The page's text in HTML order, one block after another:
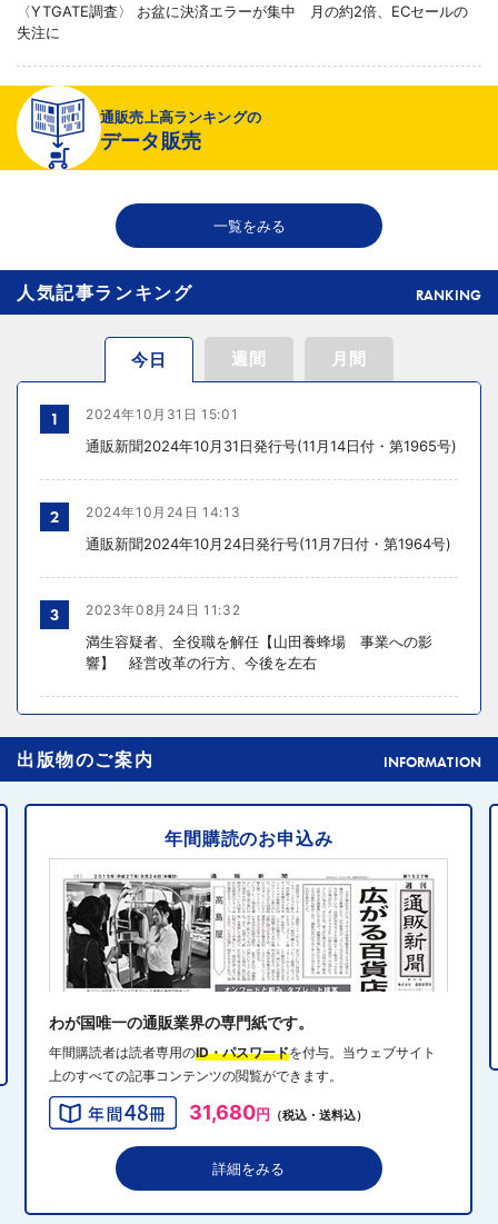
〈YTGATE調査〉 お盆に決済エラーが集中 月の約2倍、ECセールの
失注に
2026年08月06日 19:01
〈注目企業のEC戦略〉 イズミセが豊富な品揃えで差別化、酒類ECでモ
ール軸に50店展開
2026年08月06日 18:50
THE RICHが149の温浴施設で広告、都内29店舗で製品導入
通販売上高ランキングの
データ販売
一覧をみる
人気記事ランキング RANKING
今日 週間 月間
1 2024年10月31日 15:01
通販新聞2024年10月31日発行号(11月14日付・第1965号)
2 2024年10月24日 14:13
通販新聞2024年10月24日発行号(11月7日付・第1964号)
3 2023年08月24日 11:32
満生容疑者、全役職を解任【山田養蜂場 事業への影
響】 経営改革の行方、今後を左右
4
元ディノスの石川森生氏、ECのプロフェッショナルらの
共助型ネットワーク組織立ち上げ
2024年10月31日 14:10
消費者庁、美容液通販に特定商取引法違反で9カ月の業務
停止命令
2024年10月31日 14:32
り込み
2024年10月31日 13:40
QVCジャパンがゾゾと”コーデ対決”、”千葉愛”テーマにフ
8
出版物のご案内 INFORMATION
年間購読のお申込み
わが国唯一の通販業界の専門紙です。
年間購読者は読者専用のID・パスワードを付与。当ウェブサイト
上のすべての記事コンテンツの閲覧ができます。
31,680円 （税込・送料込）
詳細をみる